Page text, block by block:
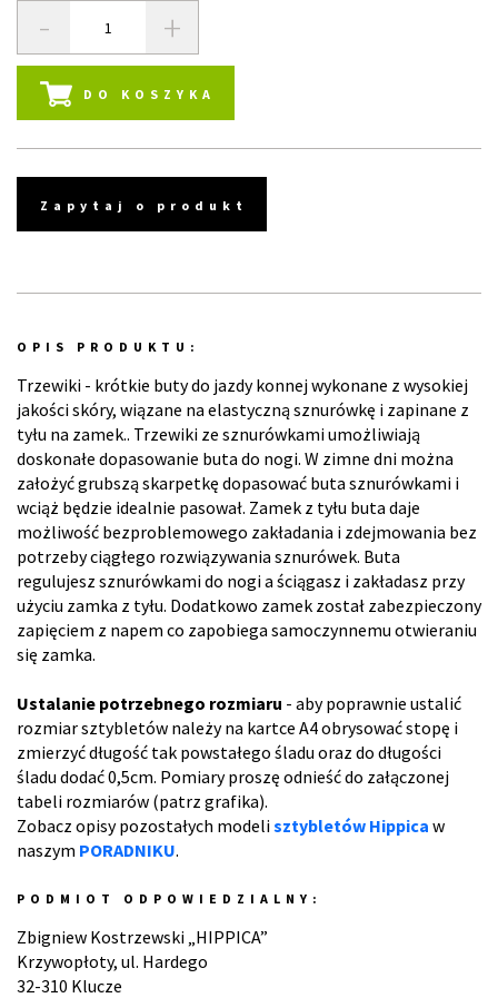
- +
DO KOSZYKA
Zapytaj o produkt
OPIS PRODUKTU:
Trzewiki - krótkie buty do jazdy konnej wykonane z wysokiej
jakości skóry, wiązane na elastyczną sznurówkę i zapinane z
tyłu na zamek.. Trzewiki ze sznurówkami umożliwiają
doskonałe dopasowanie buta do nogi. W zimne dni można
założyć grubszą skarpetkę dopasować buta sznurówkami i
wciąż będzie idealnie pasował. Zamek z tyłu buta daje
możliwość bezproblemowego zakładania i zdejmowania bez
potrzeby ciągłego rozwiązywania sznurówek. Buta
regulujesz sznurówkami do nogi a ściągasz i zakładasz przy
użyciu zamka z tyłu. Dodatkowo zamek został zabezpieczony
zapięciem z napem co zapobiega samoczynnemu otwieraniu
się zamka.
Ustalanie potrzebnego rozmiaru - aby poprawnie ustalić
rozmiar sztybletów należy na kartce A4 obrysować stopę i
zmierzyć długość tak powstałego śladu oraz do długości
śladu dodać 0,5cm. Pomiary proszę odnieść do załączonej
tabeli rozmiarów (patrz grafika).
Zobacz opisy pozostałych modelisztybletów Hippica w
naszym PORADNIKU.
PODMIOT ODPOWIEDZIALNY:
Zbigniew Kostrzewski „HIPPICA”
Krzywopłoty, ul. Hardego
32-310 Klucze